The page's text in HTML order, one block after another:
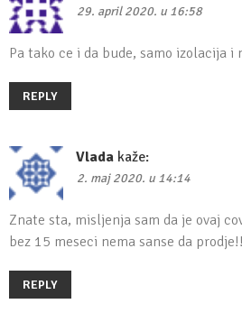
29. april 2020. u 16:58
Pa tako ce i da bude, samo izolacija i
REPLY
Vlada kaže:
2. maj 2020. u 14:14
Znate sta, misljenja sam da je ovaj
bez 15 meseci nema sanse da prodje!!
REPLY